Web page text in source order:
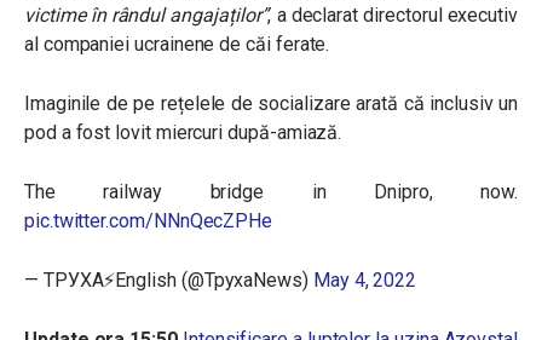
victime în rândul angajaților”, a declarat directorul executiv
al companiei ucrainene de căi ferate.
Imaginile de pe rețelele de socializare arată că inclusiv un
pod a fost lovit miercuri după-amiază.
The railway bridge in Dnipro, now.
pic.twitter.com/NNnQecZPHe
— ТРУХА⚡️English (@TpyxaNews) May 4, 2022